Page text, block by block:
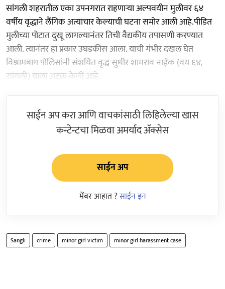
सांगली शहरातील एका उपनगरात राहणाऱ्या अल्पवयीन मुलीवर ६४
वर्षीय वृद्धाने लैंगिक अत्याचार केल्याची घटना समोर आली आहे.पीडित
मुलीच्या पोटात दुखू लागल्यानंतर तिची वैद्यकीय तपासणी करण्यात
आली. त्यानंतर हा प्रकार उघडकीस आला. याची गंभीर दखल घेत
विश्रामबाग पोलिसांनी संशयित वृद्ध सुधीर शामराव नाईक (वय ६४,
सांगली) याला अटक केली आहे.
साईन अप करा आणि वाचकांसाठी लिहिलेल्या खास
कन्टेन्टचा मिळवा अमर्याद ॲक्सेस
साईन अप
मेंबर आहात ?साईन इन
Sangli crime minor girl victim minor girl harassment case